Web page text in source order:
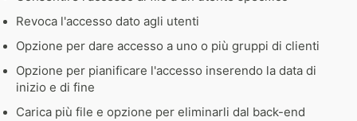
Revoca l'accesso dato agli utenti
Opzione per dare accesso a uno o più gruppi di clienti
Opzione per pianificare l'accesso inserendo la data di
inizio e di fine
Carica più file e opzione per eliminarli dal back-end